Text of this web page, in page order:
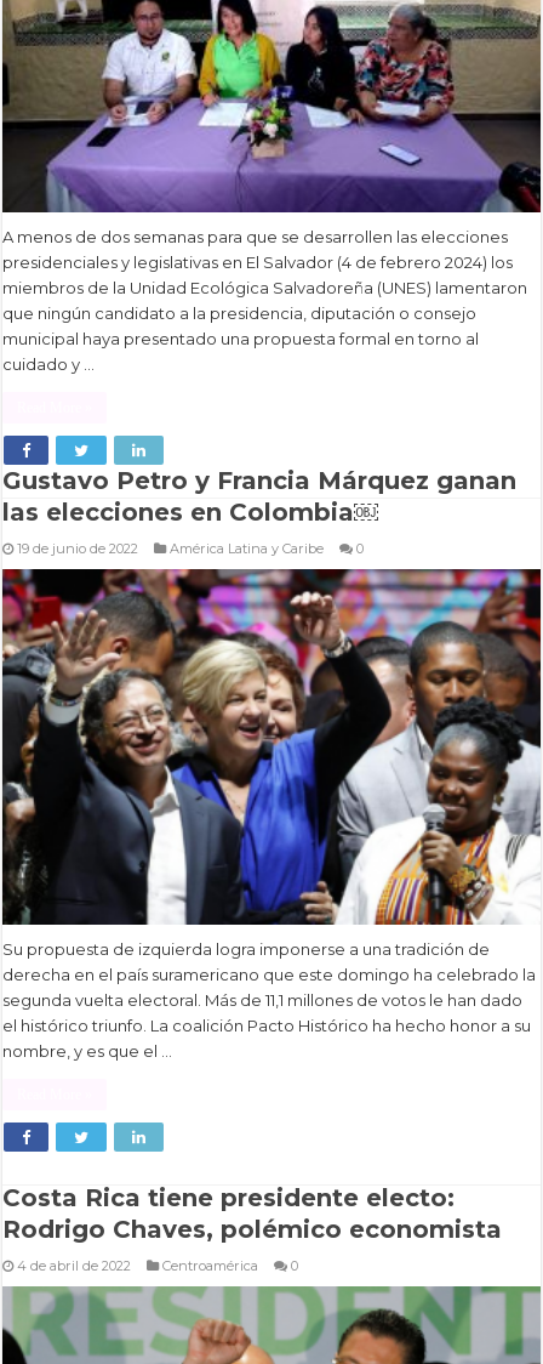
A menos de dos semanas para que se desarrollen las elecciones
presidenciales y legislativas en El Salvador (4 de febrero 2024) los
miembros de la Unidad Ecológica Salvadoreña (UNES) lamentaron
que ningún candidato a la presidencia, diputación o consejo
municipal haya presentado una propuesta formal en torno al
cuidado y …
Gustavo Petro y Francia Márquez ganan
las elecciones en Colombia￼
19 de junio de 2022 América Latina y Caribe 0
Su propuesta de izquierda logra imponerse a una tradición de
derecha en el país suramericano que este domingo ha celebrado la
segunda vuelta electoral. Más de 11,1 millones de votos le han dado
el histórico triunfo. La coalición Pacto Histórico ha hecho honor a su
nombre, y es que el …
Costa Rica tiene presidente electo:
Rodrigo Chaves, polémico economista
4 de abril de 2022 Centroamérica 0